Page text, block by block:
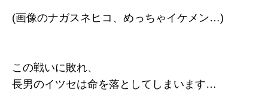
(画像のナガスネヒコ、めっちゃイケメン…)
この戦いに敗れ、
長男のイツセは命を落としてしまいます…